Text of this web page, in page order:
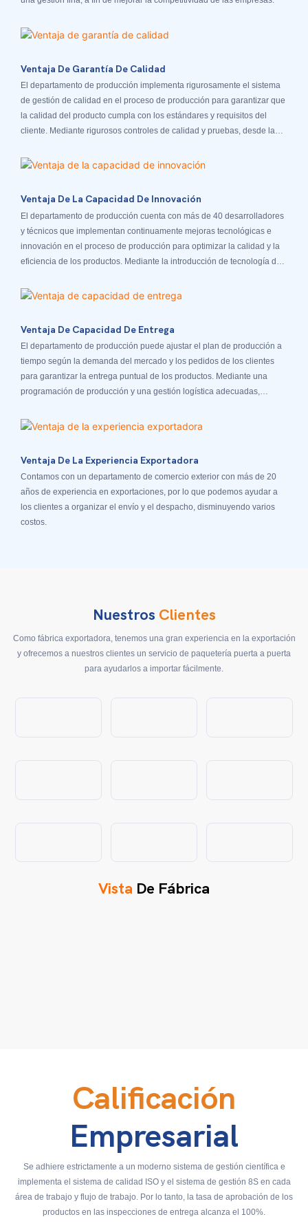
Ventaja De Garantía De Calidad
El departamento de producción implementa rigurosamente el sistema
de gestión de calidad en el proceso de producción para garantizar que
la calidad del producto cumpla con los estándares y requisitos del
cliente. Mediante rigurosos controles de calidad y pruebas, desde la
departamentos internos de inspección de calidad, y cada
Ventaja De La Capacidad De Innovación
El departamento de producción cuenta con más de 40 desarrolladores
y técnicos que implementan continuamente mejoras tecnológicas e
innovación en el proceso de producción para optimizar la calidad y la
eficiencia de los productos. Mediante la introducción de tecnología de
nuestros productos.
Ventaja De Capacidad De Entrega
El departamento de producción puede ajustar el plan de producción a
tiempo según la demanda del mercado y los pedidos de los clientes
para garantizar la entrega puntual de los productos. Mediante una
programación de producción y una gestión logística adecuadas,
Ventaja De La Experiencia Exportadora
Contamos con un departamento de comercio exterior con más de 20
años de experiencia en exportaciones, por lo que podemos ayudar a
los clientes a organizar el envío y el despacho, disminuyendo varios
costos.
Nuestros Clientes
Como fábrica exportadora, tenemos una gran experiencia en la exportación
y ofrecemos a nuestros clientes un servicio de paquetería puerta a puerta
para ayudarlos a importar fácilmente.
Vista De Fábrica
Calificación
Empresarial
Se adhiere estrictamente a un moderno sistema de gestión científica e
implementa el sistema de calidad ISO y el sistema de gestión 8S en cada
área de trabajo y flujo de trabajo. Por lo tanto, la tasa de aprobación de los
productos en las inspecciones de entrega alcanza el 100%.